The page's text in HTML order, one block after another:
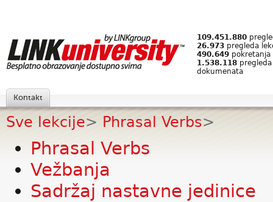
109.451.880
26.973 pregleda
490.649 pokretanja
1.538.118
dokumenata
Kontakt
Sve lekcije> Phrasal Verbs>
Phrasal Verbs
Vežbanja
Sadržaj nastavne jedinice